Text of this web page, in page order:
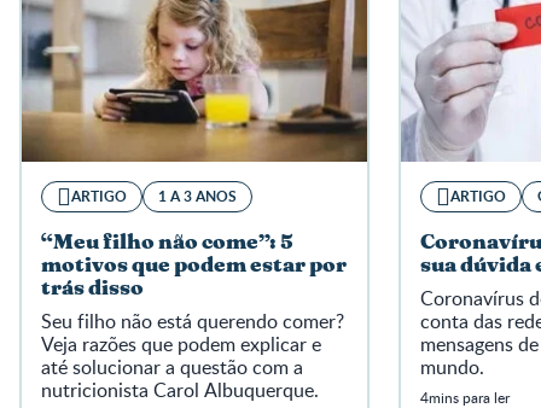
ARTIGO 1 A 3 ANOS
“Meu filho não come”: 5
motivos que podem estar por
trás disso
Seu filho não está querendo comer?
Veja razões que podem explicar e
até solucionar a questão com a
nutricionista Carol Albuquerque.
ARTIGO
sua dúvida
Coronavírus
conta das
mensagens
mundo.
4mins para ler